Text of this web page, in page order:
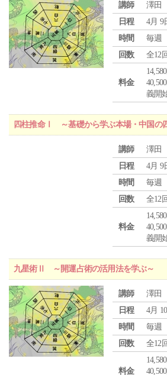
講師
澤田
日程
4月 9
時間
毎週
回数
全12
料金
義開
四柱推命Ⅰ ～基礎から学ぶ本場・中国の
講師
澤田
日程
4月 9
時間
毎週
回数
全12
料金
義開
九星術Ⅱ ～開運占術の活用法を学ぶ～
講師
澤田
日程
4月
時間
毎週
回数
全12
料金